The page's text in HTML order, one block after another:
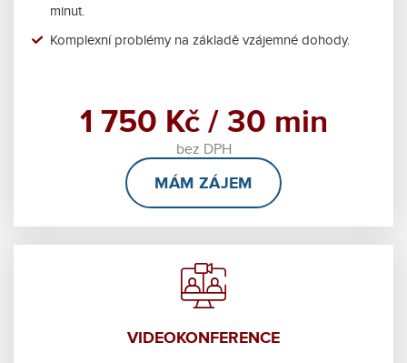
minut.
Komplexní problémy na základě vzájemné dohody.
1 750 Kč / 30 min
bez DPH
MÁM ZÁJEM
VIDEOKONFERENCE